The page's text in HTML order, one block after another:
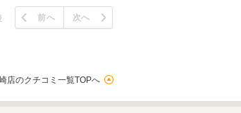
前へ 次へ
店のクチコミ一覧TOPへ